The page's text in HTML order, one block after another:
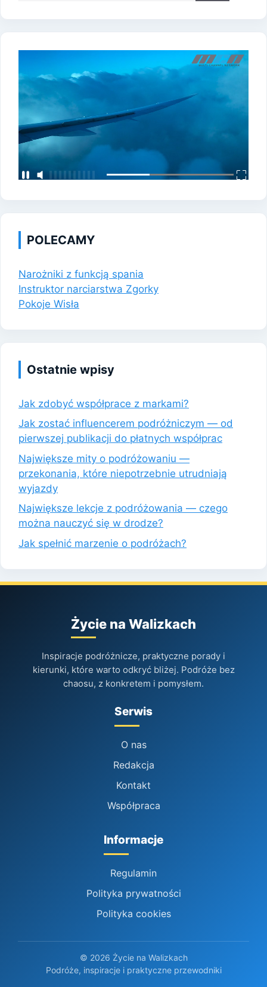
POLECAMY
Narożniki z funkcją spania
Instruktor narciarstwa Zgorky
Pokoje Wisła
Ostatnie wpisy
Jak zdobyć współprace z markami?
Jak zostać influencerem podróżniczym — od
pierwszej publikacji do płatnych współprac
Największe mity o podróżowaniu —
przekonania, które niepotrzebnie utrudniają
wyjazdy
Największe lekcje z podróżowania — czego
można nauczyć się w drodze?
Jak spełnić marzenie o podróżach?
Życie na Walizkach
Inspiracje podróżnicze, praktyczne porady i
kierunki, które warto odkryć bliżej. Podróże bez
chaosu, z konkretem i pomysłem.
Serwis
O nas
Redakcja
Kontakt
Współpraca
Informacje
Regulamin
Polityka prywatności
Polityka cookies
© 2026 Życie na Walizkach
Podróże, inspiracje i praktyczne przewodniki